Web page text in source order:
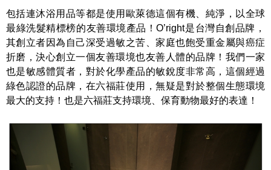
包括連沐浴用品等都是使用歐萊德這個有機、純淨，以全球
最綠洗髮精標榜的友善環境產品！O’right是台灣自創品牌，
其創立者因為自己深受過敏之苦、家庭也飽受重金屬與癌症
折磨，決心創立一個友善環境也友善人體的品牌！我們一家
也是敏感體質者，對於化學產品的敏銳度非常高，這個經過
綠色認證的品牌，在六福莊使用，無疑是對於整個生態環境
最大的支持！也是六福莊支持環境、保育動物最好的表達！